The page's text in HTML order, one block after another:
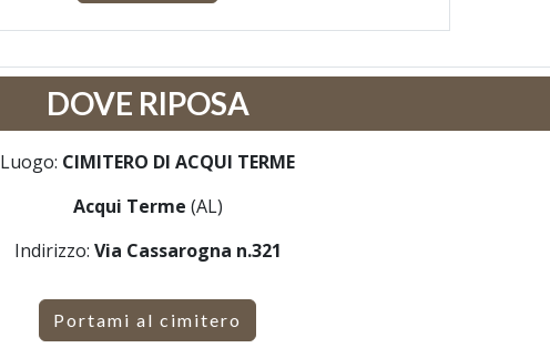
DOVE RIPOSA
Luogo: CIMITERO DI ACQUI TERME
Acqui Terme (AL)
Indirizzo: Via Cassarogna n.321
Portami al cimitero